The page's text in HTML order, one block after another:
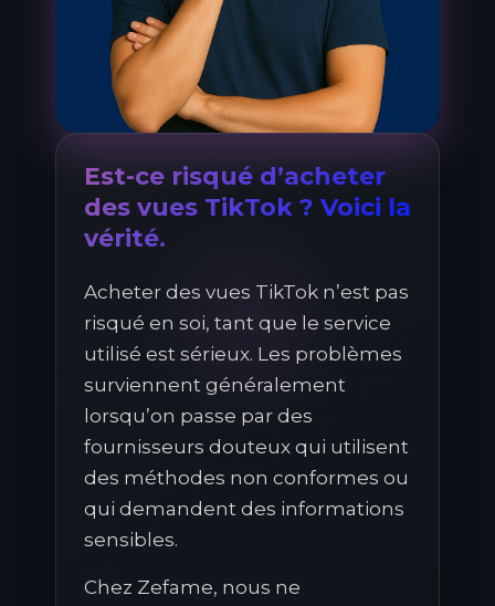
Est-ce risqué d’acheter
des vues TikTok ? Voici la
vérité.
Acheter des vues TikTok n’est pas
risqué en soi, tant que le service
utilisé est sérieux. Les problèmes
surviennent généralement
lorsqu’on passe par des
fournisseurs douteux qui utilisent
des méthodes non conformes ou
qui demandent des informations
sensibles.
Chez Zefame, nous ne